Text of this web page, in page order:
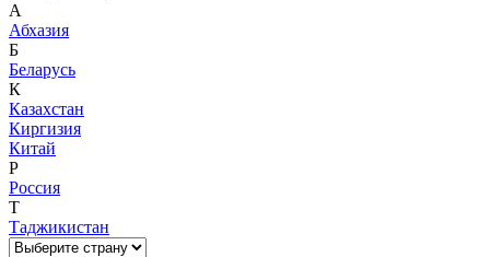
А
Абхазия
Б
Беларусь
К
Казахстан
Киргизия
Китай
Р
Россия
Т
Таджикистан